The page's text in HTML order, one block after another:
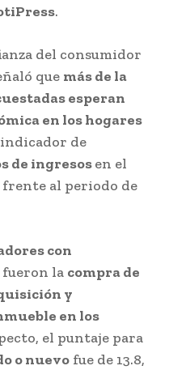
.
del consumidor
que más de la
esperan
en los hogares
indicador de
de ingresosen el
frente al periodo de
con
fueron la compra de
y
en los
el puntaje para
o nuevo fue de 13.8,